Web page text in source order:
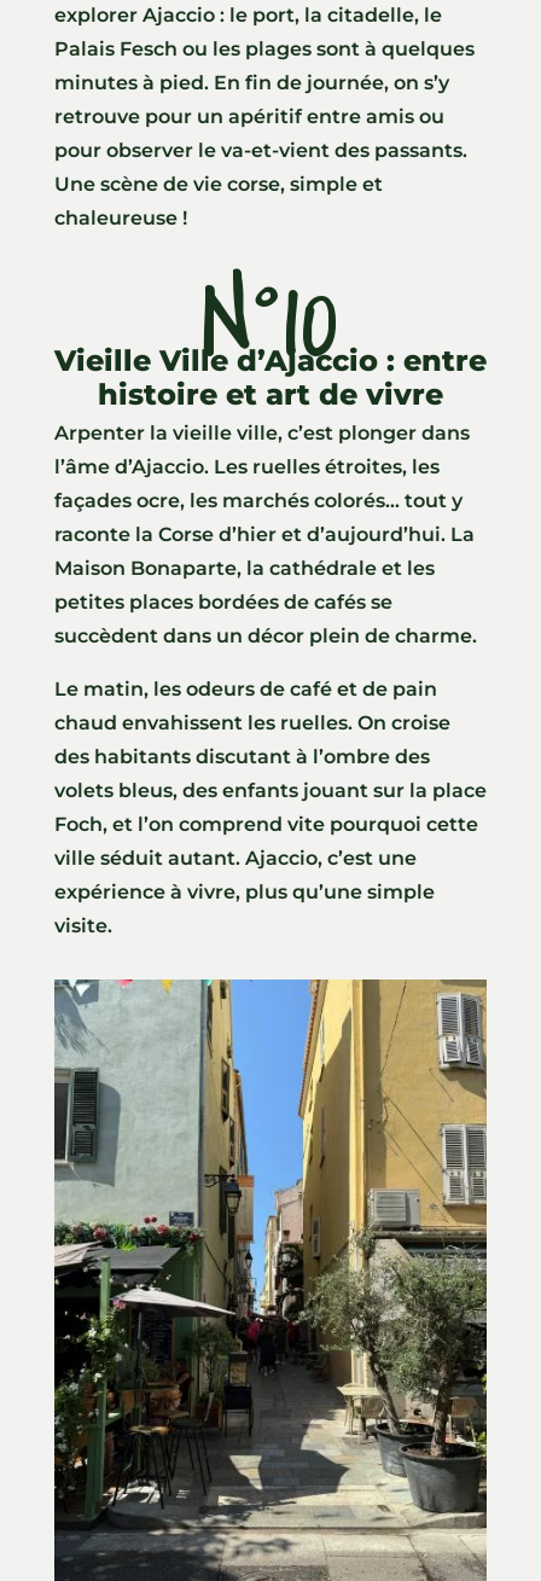
explorer Ajaccio : le port, la citadelle, le
Palais Fesch ou les plages sont à quelques
minutes à pied. En fin de journée, on s’y
retrouve pour un apéritif entre amis ou
pour observer le va-et-vient des passants.
Une scène de vie corse, simple et
chaleureuse !
N°10
Vieille Ville d’Ajaccio : entre
histoire et art de vivre
Arpenter la vieille ville, c’est plonger dans
l’âme d’Ajaccio. Les ruelles étroites, les
façades ocre, les marchés colorés… tout y
raconte la Corse d’hier et d’aujourd’hui. La
Maison Bonaparte, la cathédrale et les
petites places bordées de cafés se
succèdent dans un décor plein de charme.
Le matin, les odeurs de café et de pain
chaud envahissent les ruelles. On croise
des habitants discutant à l’ombre des
volets bleus, des enfants jouant sur la place
Foch, et l’on comprend vite pourquoi cette
ville séduit autant. Ajaccio, c’est une
expérience à vivre, plus qu’une simple
visite.